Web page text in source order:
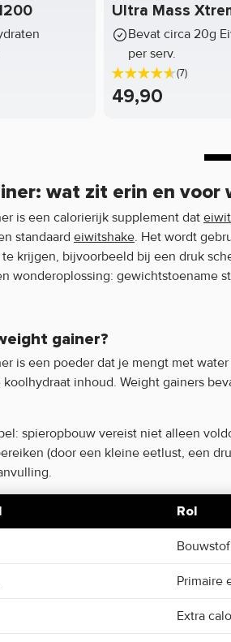
Ultra Mass
Bevat circa 20g
per serv.
(7)
49,90
wat zit erin en voor
is een calorierijk supplement dat
standaard eiwitshake. Het wordt
krijgen, bijvoorbeeld bij een druk
wonderoplossing: gewichtstoename
gainer?
is een poeder dat je mengt met
inhoud. Weight gainers
spieropbouw vereist niet alleen
(door een kleine eetlust, een
Rol
Primaire
Extra